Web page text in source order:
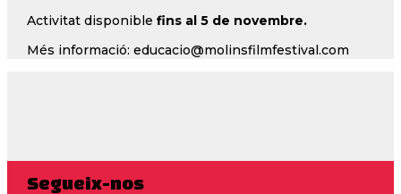
Activitat disponible fins al 5 de novembre.
Més informació: educacio@molinsfilmfestival.com
Segueix-nos